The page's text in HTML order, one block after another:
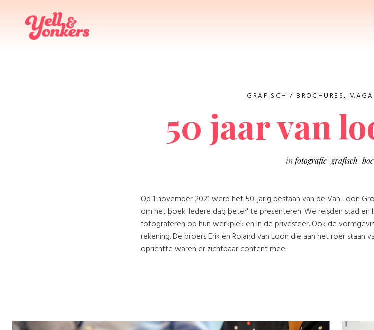
GRAFISCH / BROCHURES,
50 jaar van
infotografie grafisch
Op 1 november 2021 werd het 50-jarig bestaan van de Van Loon
om het boek 'Iedere dag beter' te presenteren. We reisden stad
fotograferen op hun werkplek en in de privésfeer. Ook de
rekening. De broers Erik en Roland van Loon die aan het roer staan
oprichtte waren er zichtbaar content mee.